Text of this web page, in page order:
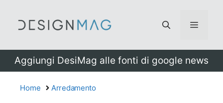
Menu
Aggiungi DesiMag alle fonti di google news
Home Arredamento